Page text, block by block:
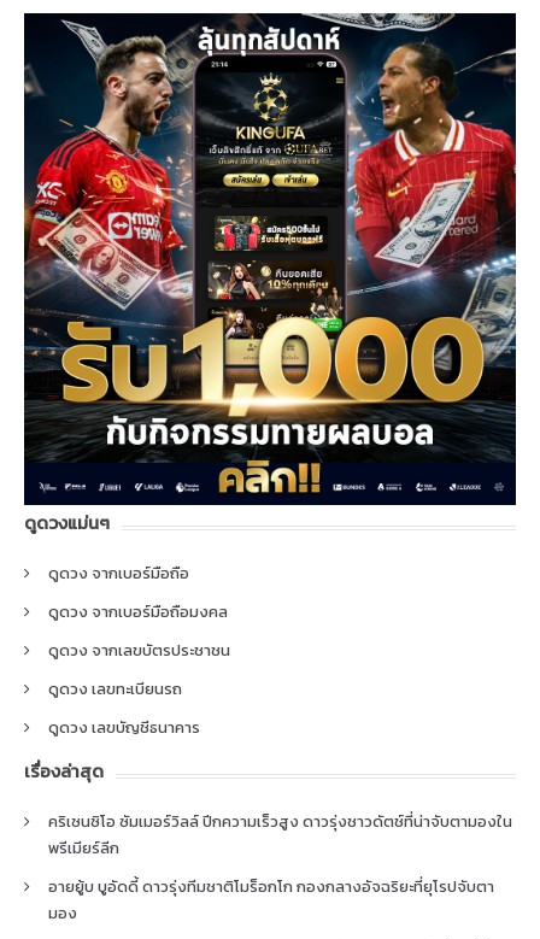
ดูดวงแม่นๆ
ดูดวง จากเบอร์มือถือ
ดูดวง จากเบอร์มือถือมงคล
ดูดวง จากเลขบัตรประชาชน
ดูดวง เลขทะเบียนรถ
ดูดวง เลขบัญชีธนาคาร
เรื่องล่าสุด
คริเซนซิโอ ซัมเมอร์วิลล์ ปีกความเร็วสูง ดาวรุ่งชาวดัตช์ที่น่าจับตามองใน
พรีเมียร์ลีก
อายยู้บ บูอัดดี้ ดาวรุ่งทีมชาติโมร็อกโก กองกลางอัจฉริยะที่ยุโรปจับตา
มอง